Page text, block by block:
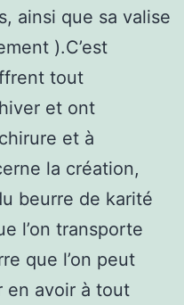
ainsi que sa valise
).C’est
tout
et ont
et à
la création,
beurre de karité
l’on transporte
que l’on peut
en avoir à tout